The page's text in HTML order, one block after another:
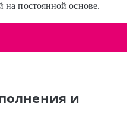
на постоянной основе.
и